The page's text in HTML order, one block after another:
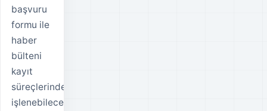
başvuru
formu ile
haber
bülteni
kayıt
süreçlerinde
işlenebilecek